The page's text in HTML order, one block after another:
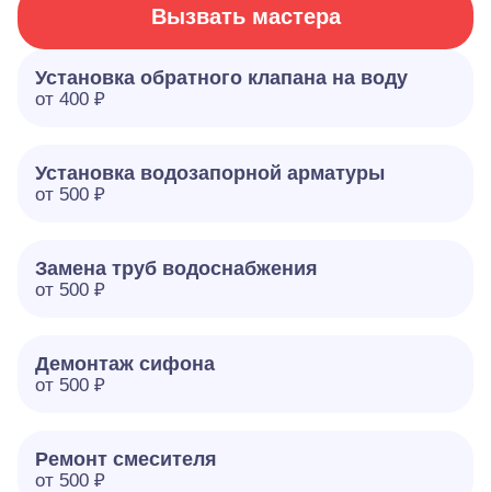
Вызвать мастера
Установка обратного клапана на воду
от 400 ₽
Установка водозапорной арматуры
от 500 ₽
Замена труб водоснабжения
от 500 ₽
Демонтаж сифона
от 500 ₽
Ремонт смесителя
от 500 ₽